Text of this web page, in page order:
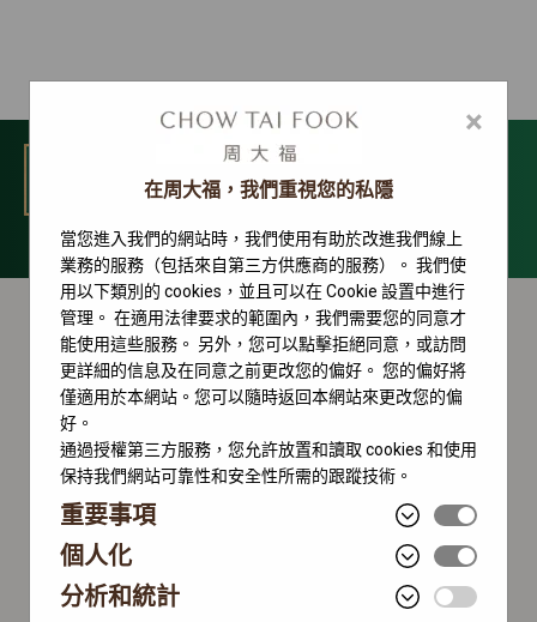
選單
勞力士配飾
×
在周大福，我們重視您的私隱
當您進入我們的網站時，我們使用有助於改進我們線上
業務的服務（包括來自第三方供應商的服務）。 我們使
用以下類別的 cookies，並且可以在 Cookie 設置中進行
管理。 在適用法律要求的範圍內，我們需要您的同意才
能使用這些服務。 另外，您可以點擊拒絕同意，或訪問
更詳細的信息及在同意之前更改您的偏好。 您的偏好將
僅適用於本網站。您可以隨時返回本網站來更改您的偏
好。
通過授權第三方服務，您允許放置和讀取 cookies 和使用
保持我們網站可靠性和安全性所需的跟蹤技術。
重要事項
個人化
分析和統計